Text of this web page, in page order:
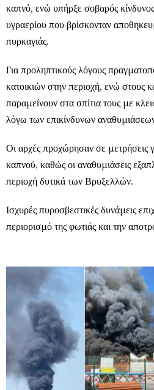
καπνό, ενώ υπήρξε σοβαρός
υγραερίου που βρίσκονταν
πυρκαγιάς.
Για προληπτικούς λόγους
κατοικιών στην περιοχή, ενώ στους
παραμείνουν στα σπίτια τους με
λόγω των επικίνδυνων
Οι αρχές προχώρησαν σε μετρήσεις
καπνού, καθώς οι αναθυμιάσεις
περιοχή δυτικά των Βρυξελλών.
Ισχυρές πυροσβεστικές δυνάμεις
περιορισμό της φωτιάς και την